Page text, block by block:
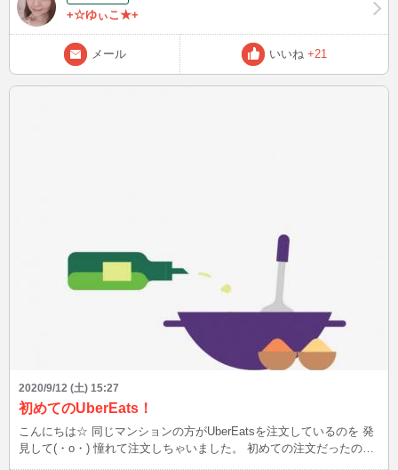
た。 月に１回平日のお休みほしいなぁ。
+☆ゆぃこ★+
メール いいね +21
2020/9/12 (土) 15:27
初めてのUberEats！
こんにちは☆ 同じマンションの方がUberEatsを注文しているのを 発
見して(・o・) 憧れて注文しちゃいました。 初めての注文だったの